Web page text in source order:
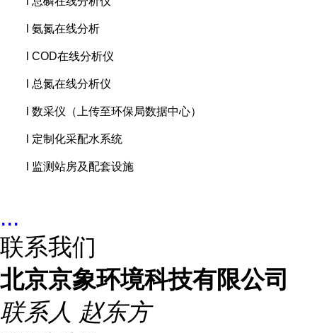
l 氨氮在线分析
l COD在线分析仪
l 总氮在线分析仪
l 数采仪 （ 上传至环保局数据中心）
l 定制化采配水系统
l 监测站房及配套设施
...
联系我们
北京京象环境科技有限公司
联系人 赵东方